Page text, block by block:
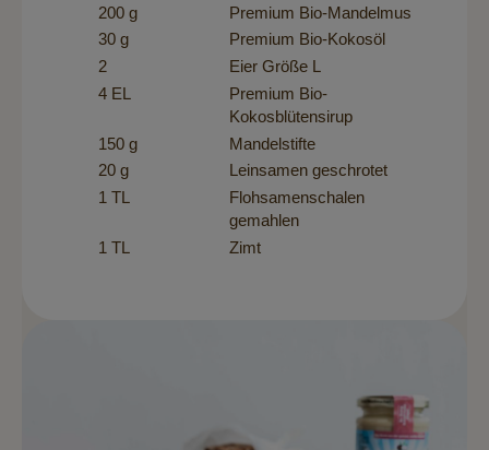
200 g
Premium Bio-Mandelmus
30 g
Premium Bio-Kokosöl
2
Eier Größe L
4 EL
Premium Bio-
Kokosblütensirup
150 g
Mandelstifte
20 g
Leinsamen geschrotet
1 TL
Flohsamenschalen
gemahlen
1 TL
Zimt